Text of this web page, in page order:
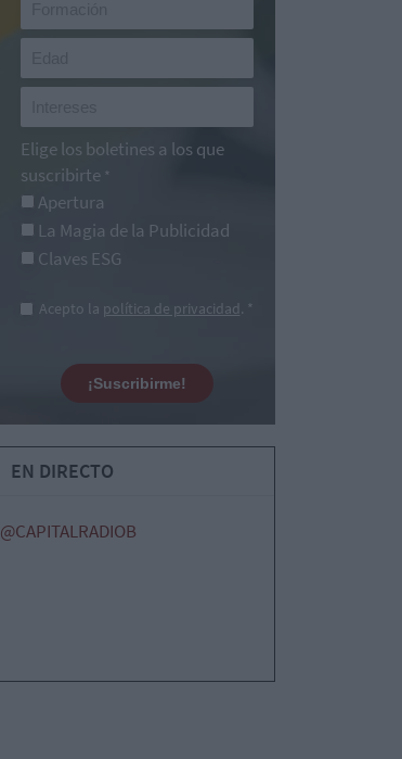
Elige los boletines a los que
suscribirte *
Apertura
La Magia de la Publicidad
Claves ESG
Acepto la política de privacidad. *
¡Suscribirme!
EN DIRECTO
@CAPITALRADIOB